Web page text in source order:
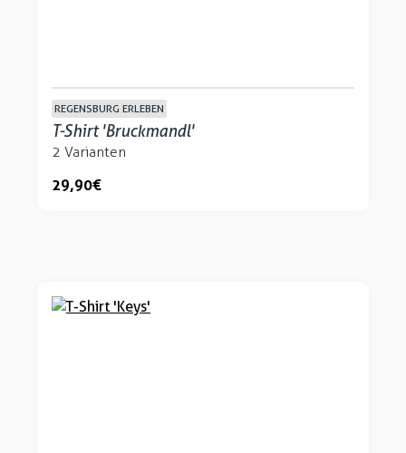
REGENSBURG ERLEBEN
T-Shirt 'Bruckmandl'
2 Varianten
29,90 €